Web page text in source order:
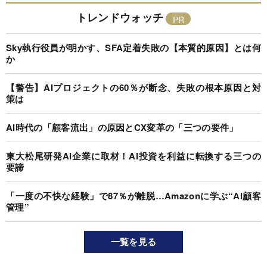
トレンドウォッチ
Sky執行役員が明かす、SFA定着失敗の【本質的原因】とは何
か
【警告】AIプロジェクトの60％が断念、失敗の根本原因と対
策は
AI時代の「顧客流出」の原因とCX変革の「三つの要件」
東大松尾研発AI企業に取材！AI投資を利益に転換する三つの
要諦
「一度の不快な経験」で87％が離脱…Amazonに学ぶ“AI顧客
管理”
一覧を見る